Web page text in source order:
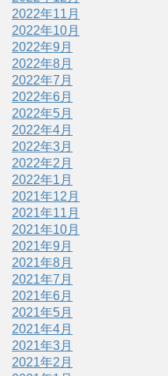
2022年11月
2022年10月
2022年9月
2022年8月
2022年7月
2022年6月
2022年5月
2022年4月
2022年3月
2022年2月
2022年1月
2021年12月
2021年11月
2021年10月
2021年9月
2021年8月
2021年7月
2021年6月
2021年5月
2021年4月
2021年3月
2021年2月